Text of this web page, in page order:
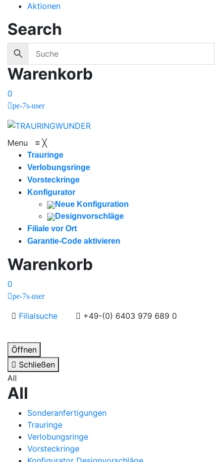
Aktionen
Search
Warenkorb
0
pe-7s-user
Menu ≡ ╳
Trauringe
Verlobungsringe
Vorsteckringe
Konfigurator
Neue Konfiguration
Designvorschläge
Filiale vor Ort
Garantie-Code aktivieren
Warenkorb
0
pe-7s-user
Filialsuche +49-(0) 6403 979 689 0
Öffnen
Schließen
All
All
Sonderanfertigungen
Trauringe
Verlobungsringe
Vorsteckringe